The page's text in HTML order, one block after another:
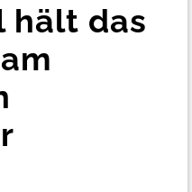
hält das